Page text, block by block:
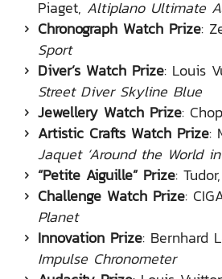
Piaget, Altiplano Ultimate
Chronograph Watch Prize:
Sport
Diver’s Watch Prize: Louis
Street Diver Skyline Blue
Jewellery Watch Prize:
Artistic Crafts Watch Prize:
Jaquet ‘Around the World
“Petite Aiguille” Prize: Tudor,
Challenge Watch Prize:
Planet
Innovation Prize: Bernhard
Impulse Chronometer